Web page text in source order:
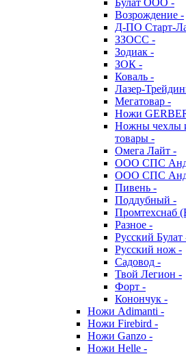
Булат ООО -
Возрождение -
Д-ПО Старт-
ЗЗОСС -
Зодиак -
ЗОК -
Коваль -
Лазер-
Мегатовар -
Ножи
Ножны чехлы
товары -
Омега Лайт -
ООО СПС
ООО СПС
Пивень -
Поддубный -
Промтехснаб
Разное -
Русский Булат
Русский нож -
Садовод -
Твой Легион -
Форт -
Конончук -
Ножи Adimanti -
Ножи Firebird -
Ножи Ganzo -
Ножи Helle -